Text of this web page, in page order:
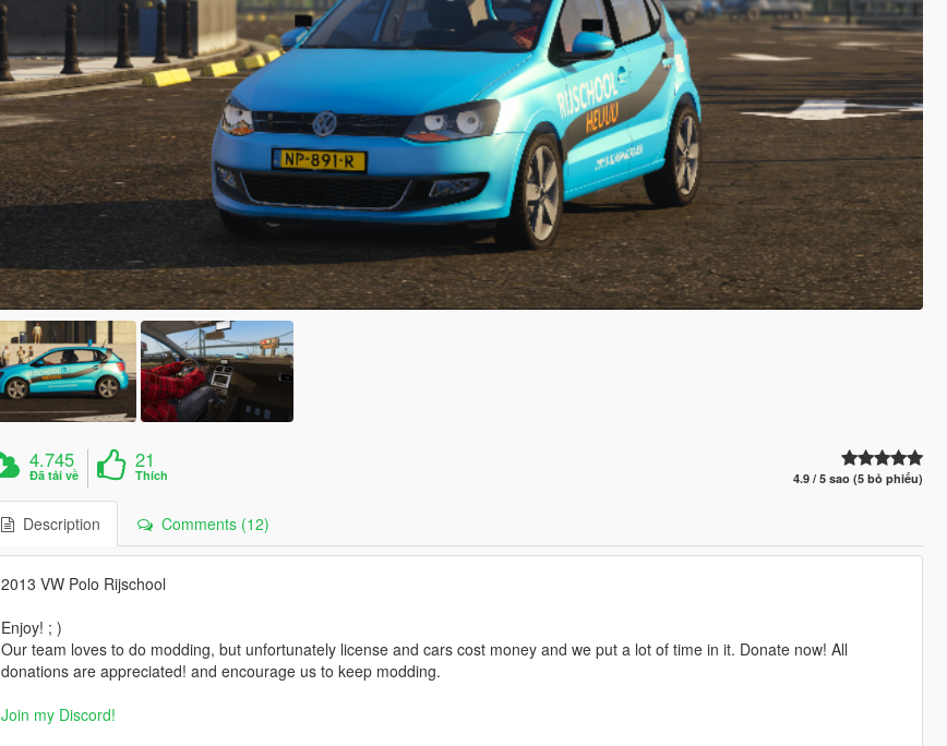
4.745
Đã tải về
21
Thích 4.9 / 5 sao (5 bỏ phiếu)
Description Comments (12)
2013 VW Polo Rijschool
Enjoy! ; )
Our team loves to do modding, but unfortunately license and cars cost money and we put a lot of time in it. Donate now! All
donations are appreciated! and encourage us to keep modding.
Join my Discord!